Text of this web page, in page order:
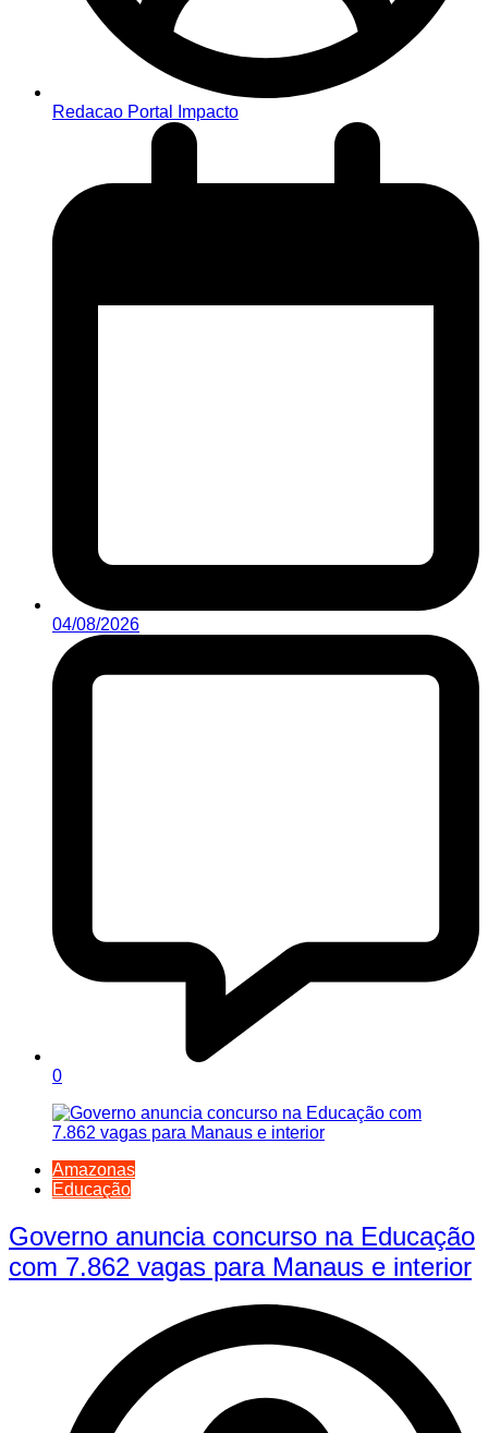
Redacao Portal Impacto
04/08/2026
0
Amazonas
Educação
Governo anuncia concurso na Educação
com 7.862 vagas para Manaus e interior